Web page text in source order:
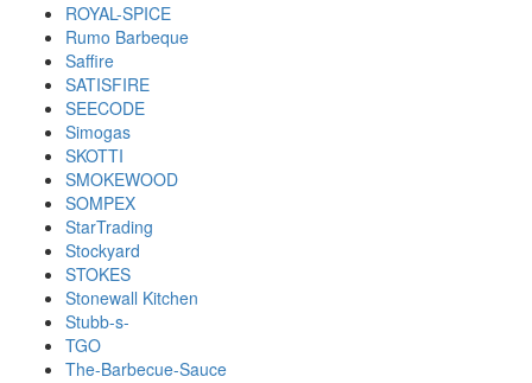
ROYAL-SPICE
Rumo Barbeque
Saffire
SATISFIRE
SEECODE
Simogas
SKOTTI
SMOKEWOOD
SOMPEX
StarTrading
Stockyard
STOKES
Stonewall Kitchen
Stubb-s-
TGO
The-Barbecue-Sauce